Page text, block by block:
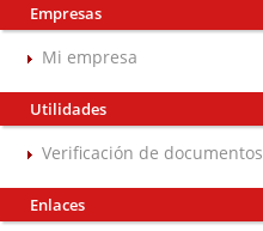
Empresas
Mi empresa
Utilidades
Verificación de documentos
Enlaces